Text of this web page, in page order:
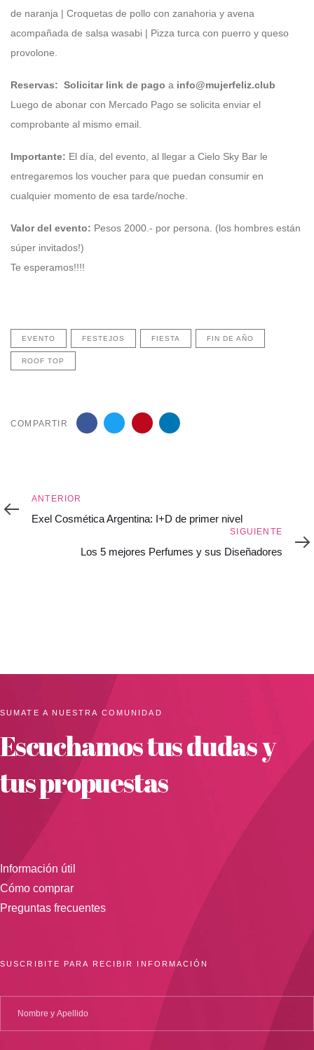
de naranja | Croquetas de pollo con zanahoria y avena
acompañada de salsa wasabi | Pizza turca con puerro y queso
provolone.
Reservas: Solicitar link de pago a info@mujerfeliz.club
Luego de abonar con Mercado Pago se solicita enviar el
comprobante al mismo email.
Importante: El día, del evento, al llegar a Cielo Sky Bar le
entregaremos los voucher para que puedan consumir en
cualquier momento de esa tarde/noche.
Valor del evento: Pesos 2000.- por persona. (los hombres están
súper invitados!)
Te esperamos!!!!
EVENTO FESTEJOS FIESTA FIN DE AÑO
ROOF TOP
COMPARTIR
Anterior
ANTERIOR
Exel Cosmética Argentina: I+D de primer nivel
SIGUIENTE
Los 5 mejores Perfumes y sus Diseñadores
SUMATE A NUESTRA COMUNIDAD
Escuchamos tus dudas y
tus propuestas
Información útil
Cómo comprar
Preguntas frecuentes
SUSCRIBITE PARA RECIBIR INFORMACIÓN